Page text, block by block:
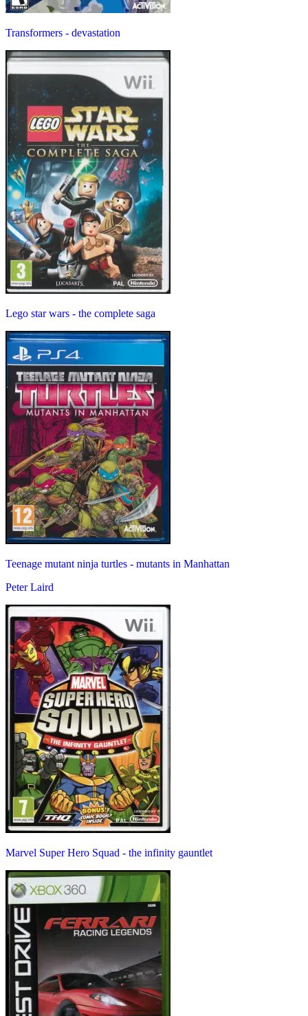
Transformers - devastation
Lego star wars - the complete saga
Teenage mutant ninja turtles - mutants in Manhattan
Peter Laird
Marvel Super Hero Squad - the infinity gauntlet